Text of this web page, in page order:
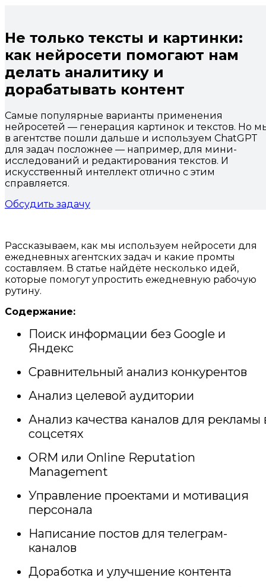
Не только тексты и картинки:
как нейросети помогают нам
делать аналитику и
дорабатывать контент
Самые популярные варианты применения
нейросетей — генерация картинок и текстов. Но
в агентстве пошли дальше и используем ChatGPT
для задач посложнее — например, для мини-
исследований и редактирования текстов. И
искусственный интеллект отлично с этим
справляется.
Обсудить задачу
Рассказываем, как мы используем нейросети для
ежедневных агентских задач и какие промты
составляем. В статье найдёте несколько идей,
которые помогут упростить ежедневную рабочую
рутину.
Содержание:
Поиск информации без Google и
Яндекс
Сравнительный анализ конкурентов
Анализ целевой аудитории
Анализ качества каналов для рекламы
соцсетях
ORM или Online Reputation
Management
Управление проектами и мотивация
персонала
Написание постов для телеграм-
каналов
Доработка и улучшение контента